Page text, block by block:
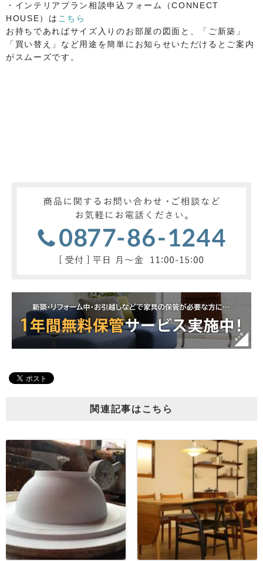
・インテリアプラン相談申込フォーム（CONNECT
HOUSE）は こちら
お持ちであればサイズ入りのお部屋の図面と、「ご新築」
「買い替え」など用途を簡単にお知らせいただけるとご案内
がスムーズです。
関連記事はこちら